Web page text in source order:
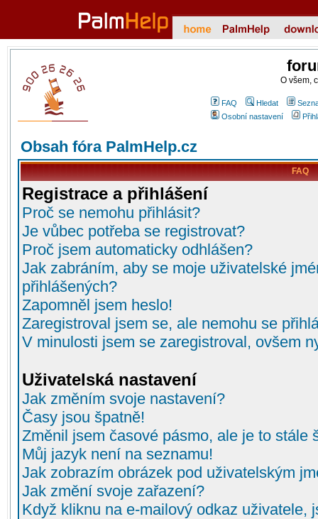
O všem,
FAQ Hledat
Osobní nastavení
Obsah fóra PalmHelp.cz
FAQ
Registrace a přihlášení
Proč se nemohu přihlásit?
Je vůbec potřeba se registrovat?
Proč jsem automaticky odhlášen?
Jak zabráním, aby se moje uživatelské
přihlášených?
Zapomněl jsem heslo!
Zaregistroval jsem se, ale nemohu se
V minulosti jsem se zaregistroval, ovšem
Uživatelská nastavení
Jak změním svoje nastavení?
Časy jsou špatně!
Změnil jsem časové pásmo, ale je to stále
Můj jazyk není na seznamu!
Jak zobrazím obrázek pod uživatelským
Jak změní svoje zařazení?
Když kliknu na e-mailový odkaz uživatele,